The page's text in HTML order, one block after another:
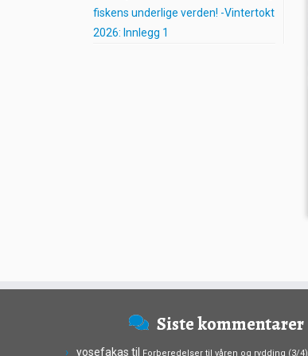
fiskens underlige verden! -Vintertokt
2026: Innlegg 1
Siste kommentarer
yosefakas til Forberedelser til våren og rydding (3/4)